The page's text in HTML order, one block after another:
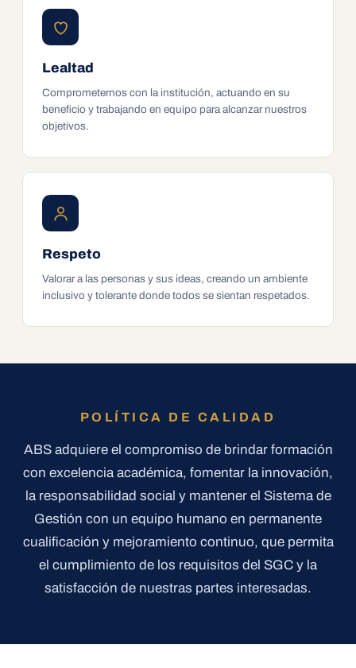
Lealtad
Comprometernos con la institución, actuando en su
beneficio y trabajando en equipo para alcanzar nuestros
objetivos.
Respeto
Valorar a las personas y sus ideas, creando un ambiente
inclusivo y tolerante donde todos se sientan respetados.
POLÍTICA DE CALIDAD
ABS adquiere el compromiso de brindar formación
con excelencia académica, fomentar la innovación,
la responsabilidad social y mantener el Sistema de
Gestión con un equipo humano en permanente
cualificación y mejoramiento continuo, que permita
el cumplimiento de los requisitos del SGC y la
satisfacción de nuestras partes interesadas.